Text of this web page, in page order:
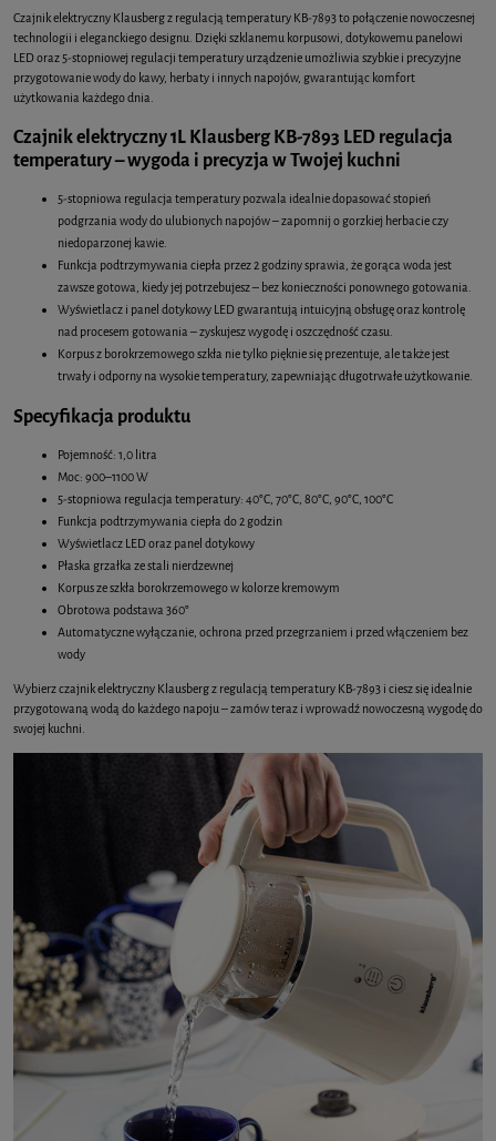
Czajnik elektryczny Klausberg z regulacją temperatury KB-7893 to połączenie nowoczesnej
technologii i eleganckiego designu. Dzięki szklanemu korpusowi, dotykowemu panelowi
LED oraz 5-stopniowej regulacji temperatury urządzenie umożliwia szybkie i precyzyjne
przygotowanie wody do kawy, herbaty i innych napojów, gwarantując komfort
użytkowania każdego dnia.
Czajnik elektryczny 1L Klausberg KB-7893 LED regulacja
temperatury – wygoda i precyzja w Twojej kuchni
5-stopniowa regulacja temperatury pozwala idealnie dopasować stopień
podgrzania wody do ulubionych napojów – zapomnij o gorzkiej herbacie czy
niedoparzonej kawie.
Funkcja podtrzymywania ciepła przez 2 godziny sprawia, że gorąca woda jest
zawsze gotowa, kiedy jej potrzebujesz – bez konieczności ponownego gotowania.
Wyświetlacz i panel dotykowy LED gwarantują intuicyjną obsługę oraz kontrolę
nad procesem gotowania – zyskujesz wygodę i oszczędność czasu.
Korpus z borokrzemowego szkła nie tylko pięknie się prezentuje, ale także jest
trwały i odporny na wysokie temperatury, zapewniając długotrwałe użytkowanie.
Specyfikacja produktu
Pojemność: 1,0 litra
Moc: 900–1100 W
5-stopniowa regulacja temperatury: 40°C, 70°C, 80°C, 90°C, 100°C
Funkcja podtrzymywania ciepła do 2 godzin
Wyświetlacz LED oraz panel dotykowy
Płaska grzałka ze stali nierdzewnej
Korpus ze szkła borokrzemowego w kolorze kremowym
Obrotowa podstawa 360°
Automatyczne wyłączanie, ochrona przed przegrzaniem i przed włączeniem bez
wody
Wybierz czajnik elektryczny Klausberg z regulacją temperatury KB-7893 i ciesz się idealnie
przygotowaną wodą do każdego napoju – zamów teraz i wprowadź nowoczesną wygodę do
swojej kuchni.